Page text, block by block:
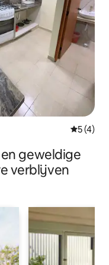
5 (4)
geweldige
verblijven